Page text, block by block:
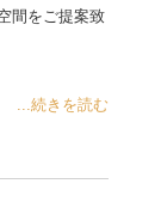
間をご提案致
...続きを読む